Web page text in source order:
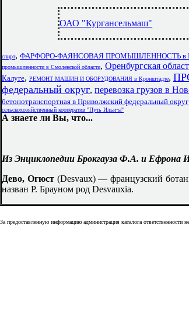
ОАО "Кургансельмаш"
спирт, ФАРФОРО-ФАЯНСОВАЯ ПРОМЫШЛЕННОСТЬ в
промышленности в Смоленской области, Оренбургская
Калуге, РЕМОНТ МАШИН И ОБОРУДОВАНИЯ в Кронштадте,
федеральный округ, перевозка грузов в
бетонотранспортная в Приволжский федеральный округ
сельскохозяйственный кооператив "Путь Ильича"
А знаете ли Вы, что...
Из Энциклопедии Брокгауза Ф.А. и Ефрона
Дево, Огюст (Desvaux) — французский
назван Р. Брауном род Desvauxia.
За предоставленную информацию администрация каталога ответственности